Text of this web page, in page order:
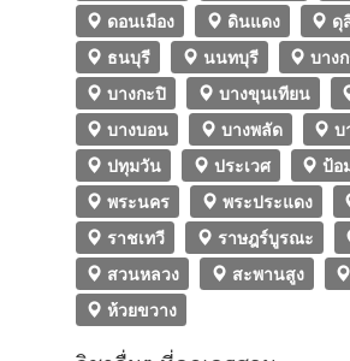
ดอนเมือง
ดินแดง ดุ
ธนบุรี
นนทบุรี บาง
บางกะปิ
บางขุนเทียน
บางบอน
บางพลัด บ
ปทุมวัน
ประเวศ ป้อ
พระนคร
พระประแดง
ราชเทวี
ราษฎร์บูรณะ
สวนหลวง
สะพานสูง
ห้วยขวาง